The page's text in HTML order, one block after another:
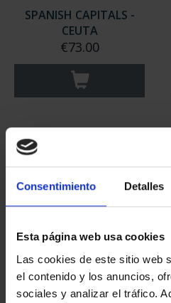
Consentimiento Detalles
Esta página web usa cookies
Las cookies de este sitio web
el contenido y los anuncios,
sociales y analizar el tráfico.
SPANISH CAPITALS -
CEUTA
€73.00
SPANISH CAPITALS -
MARID